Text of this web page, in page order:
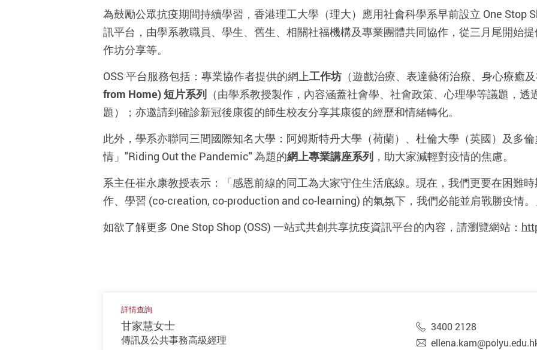
為鼓勵公眾抗疫期間持續學習，香港理工大學（理大）應用社會科學系早前設立 One Stop
訊平台，由學系教職員、學生、舊生、相關社福機構及專業團體共同協作，從三月尾開始
作坊分享等。
OSS 平台服務包括：專業協作者提供的網上工作坊 （遊戲治療、表達藝術治療、身心療癒
from Home) 短片系列 （由學系教授製作，內容涵蓋社會學、社會政策、心理學等議題，
題）；亦邀請到確診新冠後康復的師生校友分享其康復的經歷和情緒轉化。
此外，學系亦聯同三間國際知名大學：阿姆斯特丹大學（荷蘭）、杜倫大學（英國）及多
情」"Riding Out the Pandemic" 為題的網上專業講座系列 ，助大家減輕對疫情的焦慮。
系主任崔永康教授表示：「感恩前線的同工為大家守住生活底線。現在，我們更要在困難
作、學習 (co-creation, co-production and co-learning) 的氣氛下，我們必能並肩戰勝疫情
如欲了解更多 One Stop Shop (OSS) 一站式共創共享抗疫資訊平台的內容，請瀏覽網站：
詳情查詢
甘家慧女士
傳訊及公共事務高級經理
3400 2128